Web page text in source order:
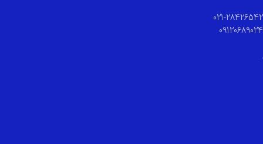
021-28426542
09120689024
.